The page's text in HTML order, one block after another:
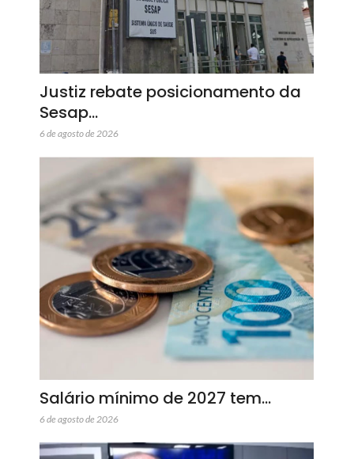
Justiz rebate posicionamento da
Sesap…
6 de agosto de 2026
Salário mínimo de 2027 tem…
6 de agosto de 2026